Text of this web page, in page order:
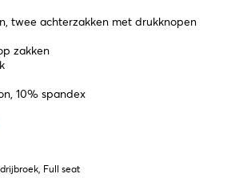
twee achterzakken met drukknopen
zakken
10% spandex
Full seat